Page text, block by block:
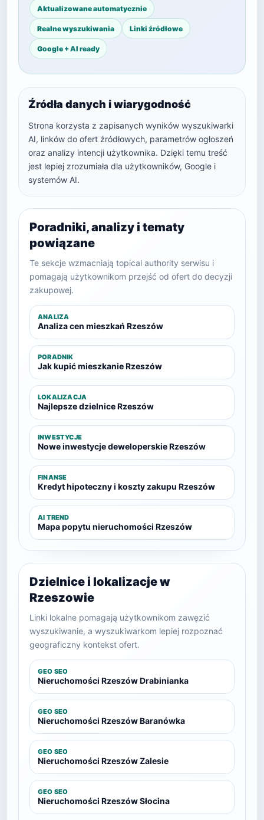
Aktualizowane automatycznie
Realne wyszukiwania Linki źródłowe
Google + AI ready
Źródła danych i wiarygodność
Strona korzysta z zapisanych wyników wyszukiwarki
AI, linków do ofert źródłowych, parametrów ogłoszeń
oraz analizy intencji użytkownika. Dzięki temu treść
jest lepiej zrozumiała dla użytkowników, Google i
systemów AI.
Poradniki, analizy i tematy
powiązane
Te sekcje wzmacniają topical authority serwisu i
pomagają użytkownikom przejść od ofert do decyzji
zakupowej.
ANALIZA
Analiza cen mieszkań Rzeszów
PORADNIK
Jak kupić mieszkanie Rzeszów
LOKALIZACJA
Najlepsze dzielnice Rzeszów
INWESTYCJE
Nowe inwestycje deweloperskie Rzeszów
FINANSE
Kredyt hipoteczny i koszty zakupu Rzeszów
AI TREND
Mapa popytu nieruchomości Rzeszów
Dzielnice i lokalizacje w
Rzeszowie
Linki lokalne pomagają użytkownikom zawęzić
wyszukiwanie, a wyszukiwarkom lepiej rozpoznać
geograficzny kontekst ofert.
GEO SEO
Nieruchomości Rzeszów Drabinianka
GEO SEO
Nieruchomości Rzeszów Baranówka
GEO SEO
Nieruchomości Rzeszów Zalesie
GEO SEO
Nieruchomości Rzeszów Słocina